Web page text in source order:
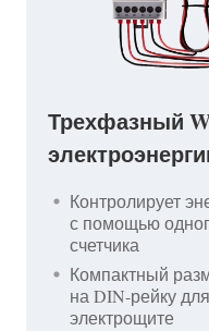
Трехфазный
Контролирует
с помощью
счетчика
Компактный
на DIN-рейку
электрощите